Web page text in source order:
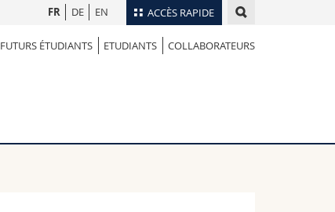
ACCÈS RAPIDE
Annuaire du personnel
Programme des cours
FR DE EN
FUTURS ÉTUDIANTS ETUDIANTS COLLABORATEURS